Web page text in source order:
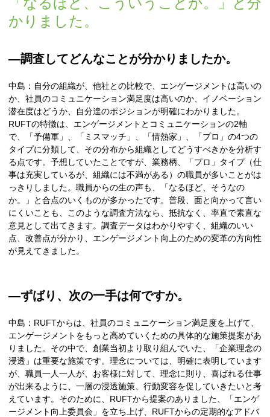
かりました。
―調査してどんなことが分かりましたか。
中島：自分の組織が、他社との比較で、エンゲージメントは高いの
か、社員のコミュニケーション満足度は高いのか、イノベーション
潜在度はどうか、自分達のポジションが明確にわかりました。
RUFTの特徴は、エンゲージメントとコミュニケーションの2軸
で、「予備軍」、「ミスマッチ」、「情熱家」、「プロ」の4つの
タイプに分類して、その分布から組織としてどうすべきかを分析す
る点です。予想していたことですが、業務柄、「プロ」タイプ（仕
事は充実しているが、組織には不満がある）の職員が多いことがは
っきりしました。職員からの生の声も、「なるほど、そうなの
か。」と合点のいくものが多かったです。普段、面と向かって言い
にくいことも、このような調査方法なら、抵抗なく、率直で素直な
意見として出てきます。調査データはわかりやすく、組織のいい
点、改善点が分かり、エンゲージメント向上のための変革の方向性
が見えてきました。
―ずばり、次の一手は何ですか。
中島：RUFTからは、社員のコミュニケーション満足度を上げて、
エンゲージメントをもっと高めていくための具体的な施策提案があ
りました。その中で、創業当初より取り組んでいた、「企業理念の
浸透」は重要な施策です。理念については、明確に表明しています
が、職員一人一人が、お客様に対して、理念に則り、喜ばれる仕事
が出来るように、一層の浸透施策、行動変容を促していきたいと考
えています。そのために、RUFTから提案のありました、「エンゲ
ージメント向上委員会」を立ち上げ、RUFTからの定期的なアドバ